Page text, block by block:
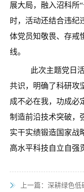
展大局，融入沼科所
时，活动还结合违纪
体党员知敬畏、存戒
线。
此次主题党日
共识，明确了科研攻
成不必在我，功成必
制造前沿技术突破，
实干实绩锻造国家战
高水平科技自立自强
上一篇：深耕绿色低